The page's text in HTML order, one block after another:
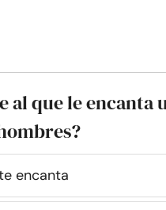
al que le encanta
encanta